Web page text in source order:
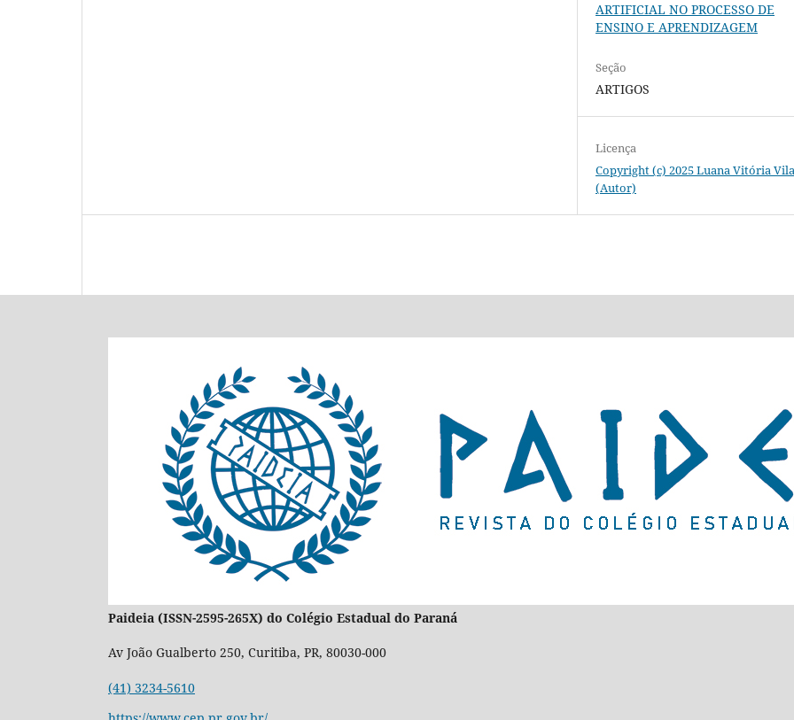
ARTIFICIAL NO PROCESSO DE
ENSINO E APRENDIZAGEM
Seção
ARTIGOS
Licença
Copyright (c) 2025 Luana Vitória
(Autor)
Paideia (ISSN-2595-265X) do Colégio Estadual do Paraná
Av João Gualberto 250, Curitiba, PR, 80030-000
(41) 3234-5610